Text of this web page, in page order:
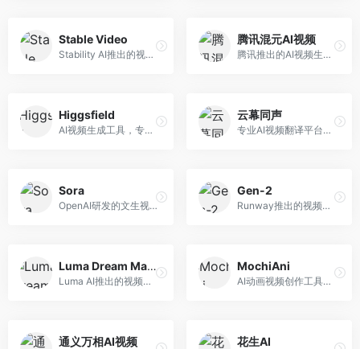
Stable Video
Stability AI推出的视频生成模型，开源可部署。面向开发者和专业创作者，支持视频生成、视频编辑等功能，开源生态完善，定制化程度高。
腾讯混元AI视频
腾讯推出的AI视频生成工具，基于混元大模型。面向腾讯生态用户和内容创作者，支持文生视频、视频编辑等功能，与腾讯产品生态深度整合。
Higgsfield
AI视频生成工具，专注于高质量视频内容创作。面向视频创作者和营销人员，支持文生视频、视频编辑等功能，视频效果逼真，适合商业应用。
云幕同声
专业AI视频翻译平台，支持视频多语言配音和字幕生成。面向跨境电商和内容出海从业者，提供视频翻译、配音、字幕生成等服务，多语言支持完善。
Sora
OpenAI研发的文生视频大模型，可根据文字描述生成长达60秒的高清视频。面向影视创作者、广告从业者和内容生产者，视频连贯性强，物理世界理解准确，代表了AI视频生成的最高水平。
Gen-2
Runway推出的视频生成模型，专注于文生视频和视频风格转换。面向影视制作人和创意工作者，支持文本到视频、图像到视频等多种生成模式，视频质量专业级。
Luma Dream Machine
Luma AI推出的视频生成工具，专注于高质量视频创作。面向影视创作者和内容生产者，支持文生视频、图生视频，视频质量高，物理运动流畅自然。
MochiAni
AI动画视频创作工具，专注于动画内容生成。面向动画创作者和二次元内容生产者，支持动画风格视频生成，动画效果流畅，适合动漫内容创作。
通义万相AI视频 花生AI